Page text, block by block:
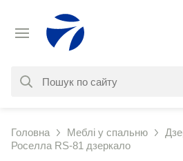
знайдено. Уточніть свій запит
Головна Меблі у спальню
Роселла RS-81 дзеркало